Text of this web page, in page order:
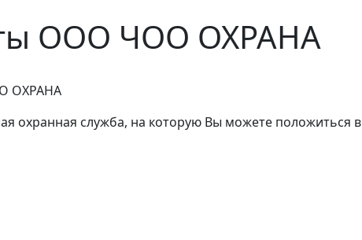
ООО ЧОО ОХРАНА
ОХРАНА
охранная служба, на которую Вы можете положиться